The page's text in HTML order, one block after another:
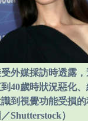
外媒採訪時透露
40歲時狀況惡化
到視覺功能受損
Shutterstock）